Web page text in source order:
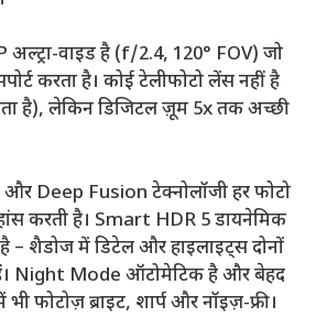
वाइड है (f/2.4, 120° FOV) जो
करता है। कोई टेलीफोटो लेंस नहीं है
है), लेकिन डिजिटल ज़ूम 5x तक अच्छी
Deep Fusion टेक्नोलॉजी हर फोटो
करती है। Smart HDR 5 डायनेमिक
– शैडोज में डिटेल और हाइलाइट्स दोनों
Night Mode ऑटोमेटिक है और बेहद
भी फोटोज़ ब्राइट, शार्प और नॉइज़-फ्री।